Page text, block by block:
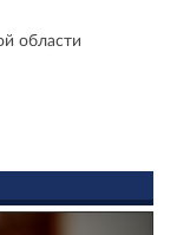
области